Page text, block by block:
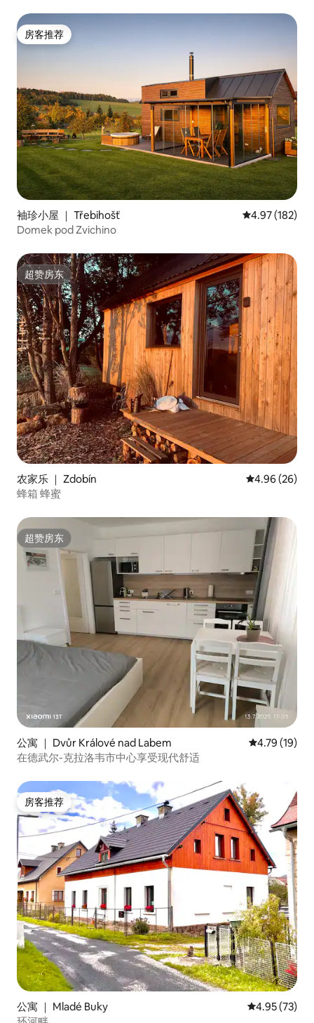
房客推荐
房客推荐
袖珍小屋 ｜ Třebihošť 平均评分 4.97
4.97 (182)
Domek pod Zvichino
超赞房东
超赞房东
农家乐 ｜ Zdobín 平均评分 4.96
4.96 (26)
蜂箱 蜂蜜
超赞房东
超赞房东
公寓 ｜ Dvůr Králové nad Labem 平均评分
4.79 (19)
在德武尔-克拉洛韦市中心享受现代舒适
房客推荐
房客推荐
公寓 ｜ Mladé Buky 平均评分
4.95 (73)